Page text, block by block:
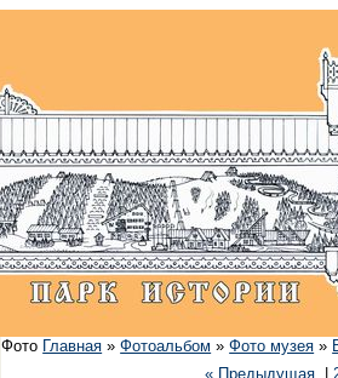
Фото Главная »Фотоальбом »Фото музея »
« Предыдущая|